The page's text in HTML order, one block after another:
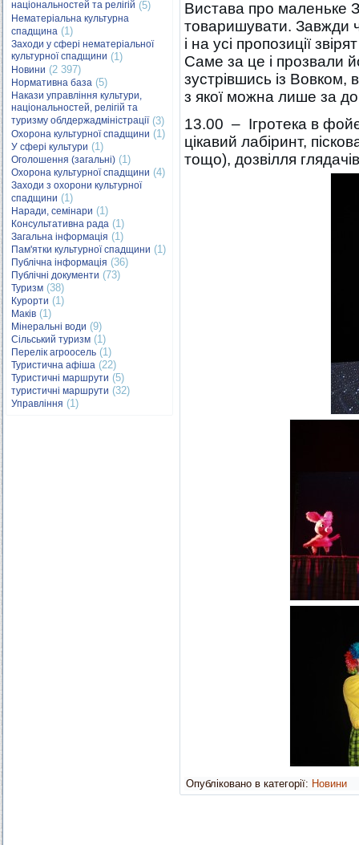
національностей та релігій (5)
Нематеріальна культурна
спадщина (1)
Заходи у сфері нематеріальної
культурної спадщини (1)
Новини (2 397)
Нормативна база (5)
Накази управління культури,
національностей, релігій та
туризму облдержадміністрації(3)
Охорона культурної спадщини (1)
У сфері культури (1)
Оголошення (загальні) (1)
Охорона культурної спадщини (4)
Заходи з охорони культурної
спадщини (1)
Наради, семінари (1)
Консультативна рада (1)
Загальна інформація (1)
Пам'ятки культурної спадщини (1)
Публічна інформація (36)
Публічні документи (73)
Туризм (38)
Курорти (1)
Маків (1)
Мінеральні води (9)
Сільський туризм (1)
Перелік агроосель (1)
Туристична афіша (22)
Туристичні маршрути (5)
туристичні маршрути (32)
Управління (1)
Вистава про маленьке
товаришувати. Завжди
і на усі пропозиції
Саме за це і прозвали
зустрівшись із Вовком,
з якої можна лише за
13.00 – Ігротека в
цікавий лабіринт,
тощо), дозвілля
Опубліковано в категорії: Новини